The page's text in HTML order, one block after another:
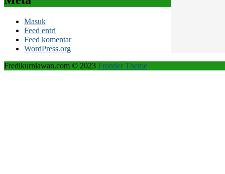
Masuk
Feed entri
Feed komentar
WordPress.org
Fredikurniawan.com © 2023 Frontier Theme